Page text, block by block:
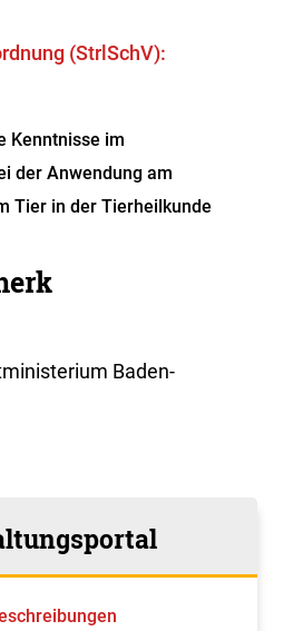
(StrlSchV):
Kenntnisse im
der Anwendung am
Tier in der Tierheilkunde
Baden-